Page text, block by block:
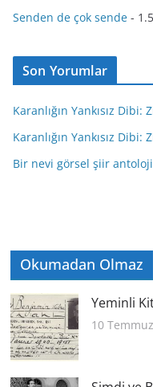
Senden de çok sende -
Son Yorumlar
Karanlığın Yankısız Dibi:
Karanlığın Yankısız Dibi:
Bir nevi görsel şiir
Okumadan Olmaz
Yeminli
10